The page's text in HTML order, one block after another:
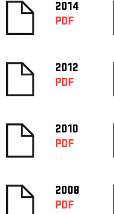
2014
PDF
2012
PDF
2010
PDF
2008
PDF